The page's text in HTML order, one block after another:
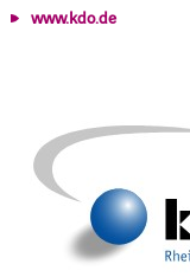
www.kdo.de